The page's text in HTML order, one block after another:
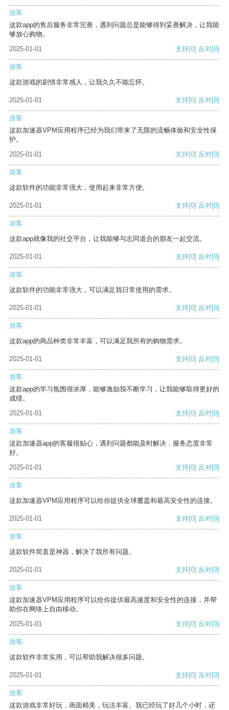
游客
这款app的售后服务非常完善，遇到问题总是能够得到妥善解决，让我能
够放心购物。
2025-01-01
支持[0] 反对[0]
游客
这款游戏的剧情非常感人，让我久久不能忘怀。
2025-01-01 支持[0] 反对[0]
游客
这款加速器VPM应用程序已经为我们带来了无限的流畅体验和安全性保
护。
2025-01-01
支持[0] 反对[0]
游客
这款软件的功能非常强大，使用起来非常方便。
2025-01-01 支持[0] 反对[0]
游客
这款app就像我的社交平台，让我能够与志同道合的朋友一起交流。
2025-01-01 支持[0] 反对[0]
游客
这款软件的功能非常强大，可以满足我日常使用的需求。
2025-01-01 支持[0] 反对[0]
游客
这款app的商品种类非常丰富，可以满足我所有的购物需求。
2025-01-01 支持[0] 反对[0]
游客
这款app的学习氛围很浓厚，能够激励我不断学习，让我能够取得更好的
成绩。
2025-01-01
支持[0] 反对[0]
游客
这款加速器app的客服很贴心，遇到问题都能及时解决，服务态度非常
好。
2025-01-01
支持[0] 反对[0]
游客
这款加速器VPM应用程序可以给你提供全球覆盖和最高安全性的连接。
2025-01-01 支持[0] 反对[0]
游客
这款软件简直是神器，解决了我所有问题。
2025-01-01 支持[0] 反对[0]
游客
这款加速器VPM应用程序可以给你提供最高速度和安全性的连接，并帮
助你在网络上自由移动。
2025-01-01
支持[0] 反对[0]
游客
这款软件非常实用，可以帮助我解决很多问题。
2025-01-01 支持[0] 反对[0]
游客
这款游戏非常好玩，画面精美，玩法丰富。我已经玩了好几个小时，还